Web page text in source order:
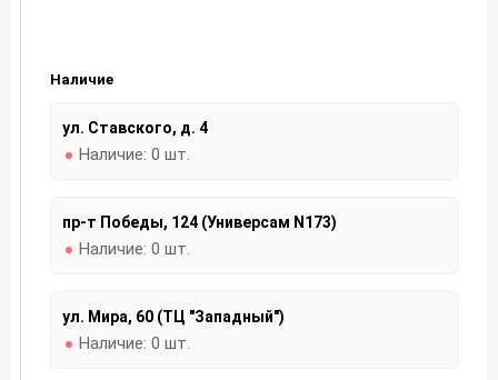
Наличие
ул. Ставского, д. 4
Наличие: 0 шт.
пр-т Победы, 124 (Универсам N173)
Наличие: 0 шт.
ул. Мира, 60 (ТЦ "Западный")
Наличие: 0 шт.